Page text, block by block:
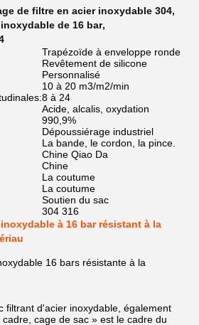
de filtre en acier inoxydable 304,
de 16 bar,
Trapézoïde à enveloppe ronde
Revêtement de silicone
Personnalisé
10 à 20 m3/m2/min
8 à 24
Acide, alcalis, oxydation
990,9%
Dépoussiérage industriel
La bande, le cordon, la pince.
Chine Qiao Da
Chine
La coutume
La coutume
Soutien du sac
304 316
à 16 bar résistant à la
16 bars résistante à la
filtrant d'acier inoxydable, également
cage de sac » est le cadre du